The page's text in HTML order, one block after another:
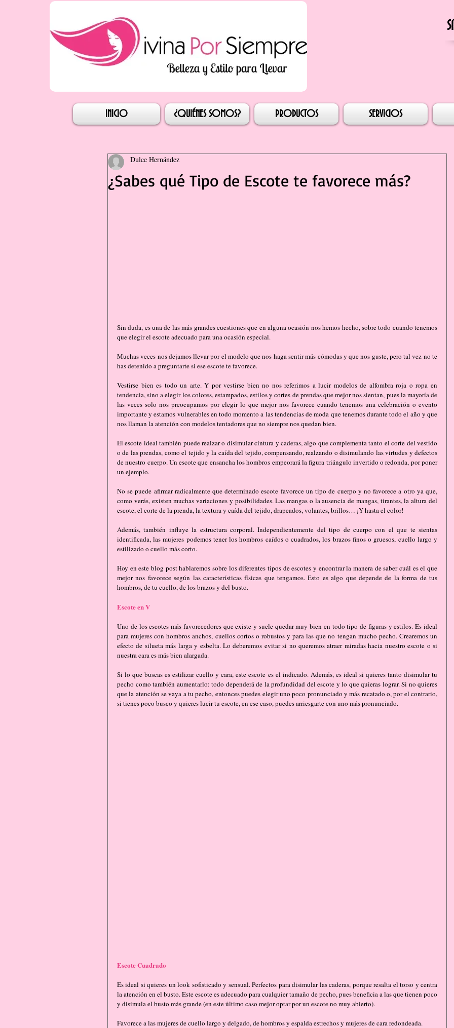
Iniciar sesión
INICIO ¿QUIÉNES SOMOS? PRODUCTOS SERVICIOS
¿Sabes qué Tipo de Escote te favorece más?
Dulce Hernández
Sin duda, es una de las más grandes cuestiones que en alguna ocasión nos hemos hecho, sobre todo cuando tenemos
que elegir el escote adecuado para una ocasión especial.
Muchas veces nos dejamos llevar por el modelo que nos haga sentir más cómodas y que nos guste, pero tal vez no te
has detenido a preguntarte si ese escote te favorece.
Vestirse bien es todo un arte. Y por vestirse bien no nos referimos a lucir modelos de alfombra roja o ropa en
tendencia, sino a elegir los colores, estampados, estilos y cortes de prendas que mejor nos sientan, pues la mayoría de
las veces solo nos preocupamos por elegir lo que mejor nos favorece cuando tenemos una celebración o evento
importante y estamos vulnerables en todo momento a las tendencias de moda que tenemos durante todo el año y que
nos llaman la atención con modelos tentadores que no siempre nos quedan bien.
El escote ideal también puede realzar o disimular cintura y caderas, algo que complementa tanto el corte del vestido
o de las prendas, como el tejido y la caída del tejido, compensando, realzando o disimulando las virtudes y defectos
de nuestro cuerpo. Un escote que ensancha los hombros empeorará la figura triángulo invertido o redonda, por poner
un ejemplo.
No se puede afirmar radicalmente que determinado escote favorece un tipo de cuerpo y no favorece a otro ya que,
como verás, existen muchas variaciones y posibilidades. Las mangas o la ausencia de mangas, tirantes, la altura del
escote, el corte de la prenda, la textura y caída del tejido, drapeados, volantes, brillos… ¡Y hasta el color!
Además, también influye la estructura corporal. Independientemente del tipo de cuerpo con el que te sientas
identificada, las mujeres podemos tener los hombros caídos o cuadrados, los brazos finos o gruesos, cuello largo y
estilizado o cuello más corto.
Hoy en este blog post hablaremos sobre los diferentes tipos de escotes y encontrar la manera de saber cuál es el que
mejor nos favorece según las características físicas que tengamos. Esto es algo que depende de la forma de tus
hombros, de tu cuello, de los brazos y del busto.
Escote en V
Uno de los escotes más favorecedores que existe y suele quedar muy bien en todo tipo de figuras y estilos. Es ideal
para mujeres con hombros anchos, cuellos cortos o robustos y para las que no tengan mucho pecho. Crearemos un
efecto de silueta más larga y esbelta. Lo deberemos evitar si no queremos atraer miradas hacia nuestro escote o si
nuestra cara es más bien alargada.
Si lo que buscas es estilizar cuello y cara, este escote es el indicado. Además, es ideal si quieres tanto disimular tu
pecho como también aumentarlo: todo dependerá de la profundidad del escote y lo que quieras lograr. Si no quieres
que la atención se vaya a tu pecho, entonces puedes elegir uno poco pronunciado y más recatado o, por el contrario,
si tienes poco busco y quieres lucir tu escote, en ese caso, puedes arriesgarte con uno más pronunciado.
Escote Cuadrado
Es ideal si quieres un look sofisticado y sensual. Perfectos para disimular las caderas, porque resalta el torso y centra
la atención en el busto. Este escote es adecuado para cualquier tamaño de pecho, pues beneficia a las que tienen poco
y disimula el busto más grande (en este último caso mejor optar por un escote no muy abierto).
Favorece a las mujeres de cuello largo y delgado, de hombros y espalda estrechos y mujeres de cara redondeada.